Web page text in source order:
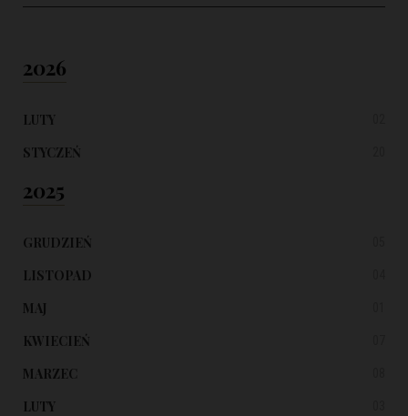
2026
LUTY
STYCZEŃ
2025
GRUDZIEŃ
LISTOPAD
MAJ
KWIECIEŃ
MARZEC
LUTY